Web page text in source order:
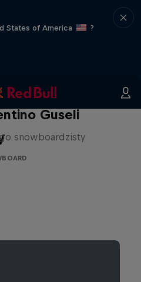
States of America
?
Guseli
snowboardzisty